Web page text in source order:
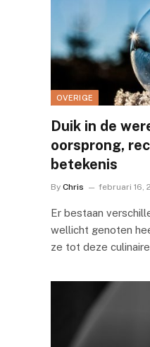
OVERIGE
Duik in de
oorsprong,
betekenis
By Chris februari 16,
Er bestaan
wellicht genoten
ze tot deze